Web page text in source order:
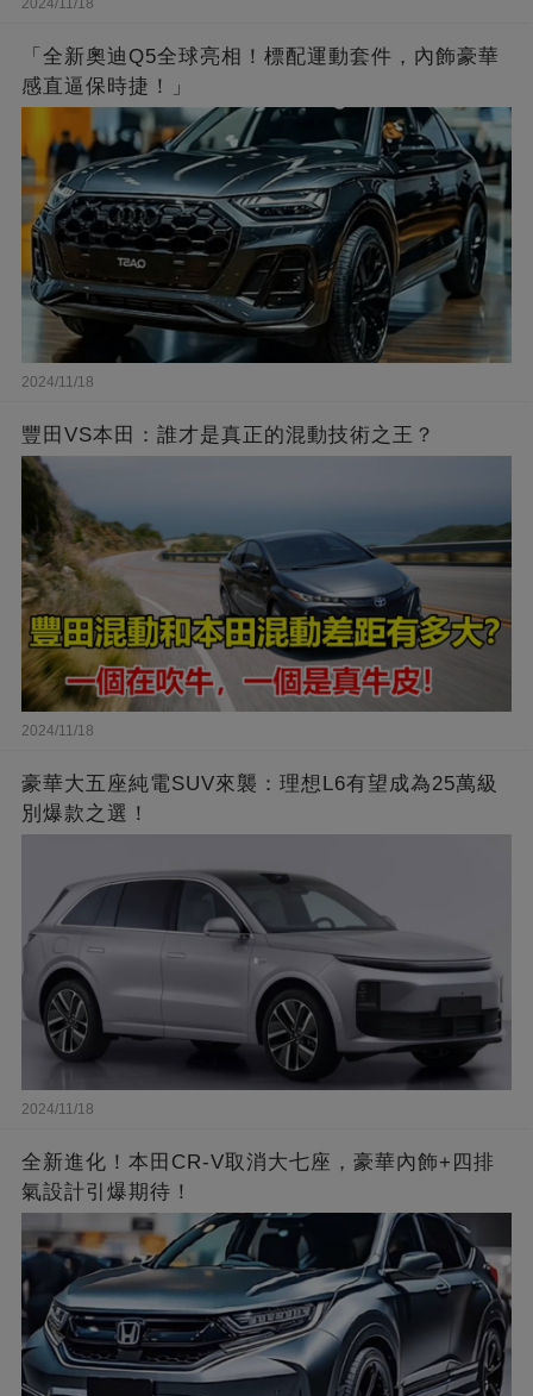
2024/11/18
「全新奧迪Q5全球亮相！標配運動套件，內飾豪華
感直逼保時捷！」
2024/11/18
豐田VS本田：誰才是真正的混動技術之王？
2024/11/18
豪華大五座純電SUV來襲：理想L6有望成為25萬級
別爆款之選！
2024/11/18
全新進化！本田CR-V取消大七座，豪華內飾+四排
氣設計引爆期待！